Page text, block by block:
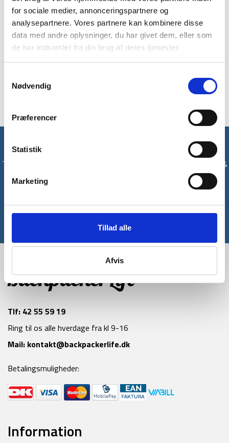
for sociale medier, annonceringspartnere og
analysepartnere. Vores partnere kan kombinere disse
data med andre oplysninger, du har givet dem, eller som
de har indsamlet fra din brug af deres tjenester.
Nødvendig
Præferencer
Statistik
Marketing
Tillad alle
Afvis
BRAND
FAQ
Tech luxury ski sokker fra Trespass er en højskaftet sok, som
er godt polstreret. Du kan bruge denne sok til fx skituren eller
blot den lange vandretur i kulden. Sokkerne er lavet af blandt
andet merinould, som er temperaturregulerende samt isolerer,
selvom du sveder. Det er et ekstra plus at disse sokker er
lugthæmmende.
Tilmeld dig vores nyhedsbrev og modtag med det samme en 10%
Tilmeld
*Gælder ikke allerede nedsatte varer
Tlf: 42 55 59 19
Ring til os alle hverdage fra kl 9-16
Mail: kontakt@backpackerlife.dk
Betalingsmuligheder:
Information